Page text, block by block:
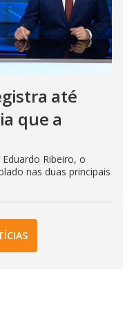
até
que a
Ribeiro, o
nas duas principais